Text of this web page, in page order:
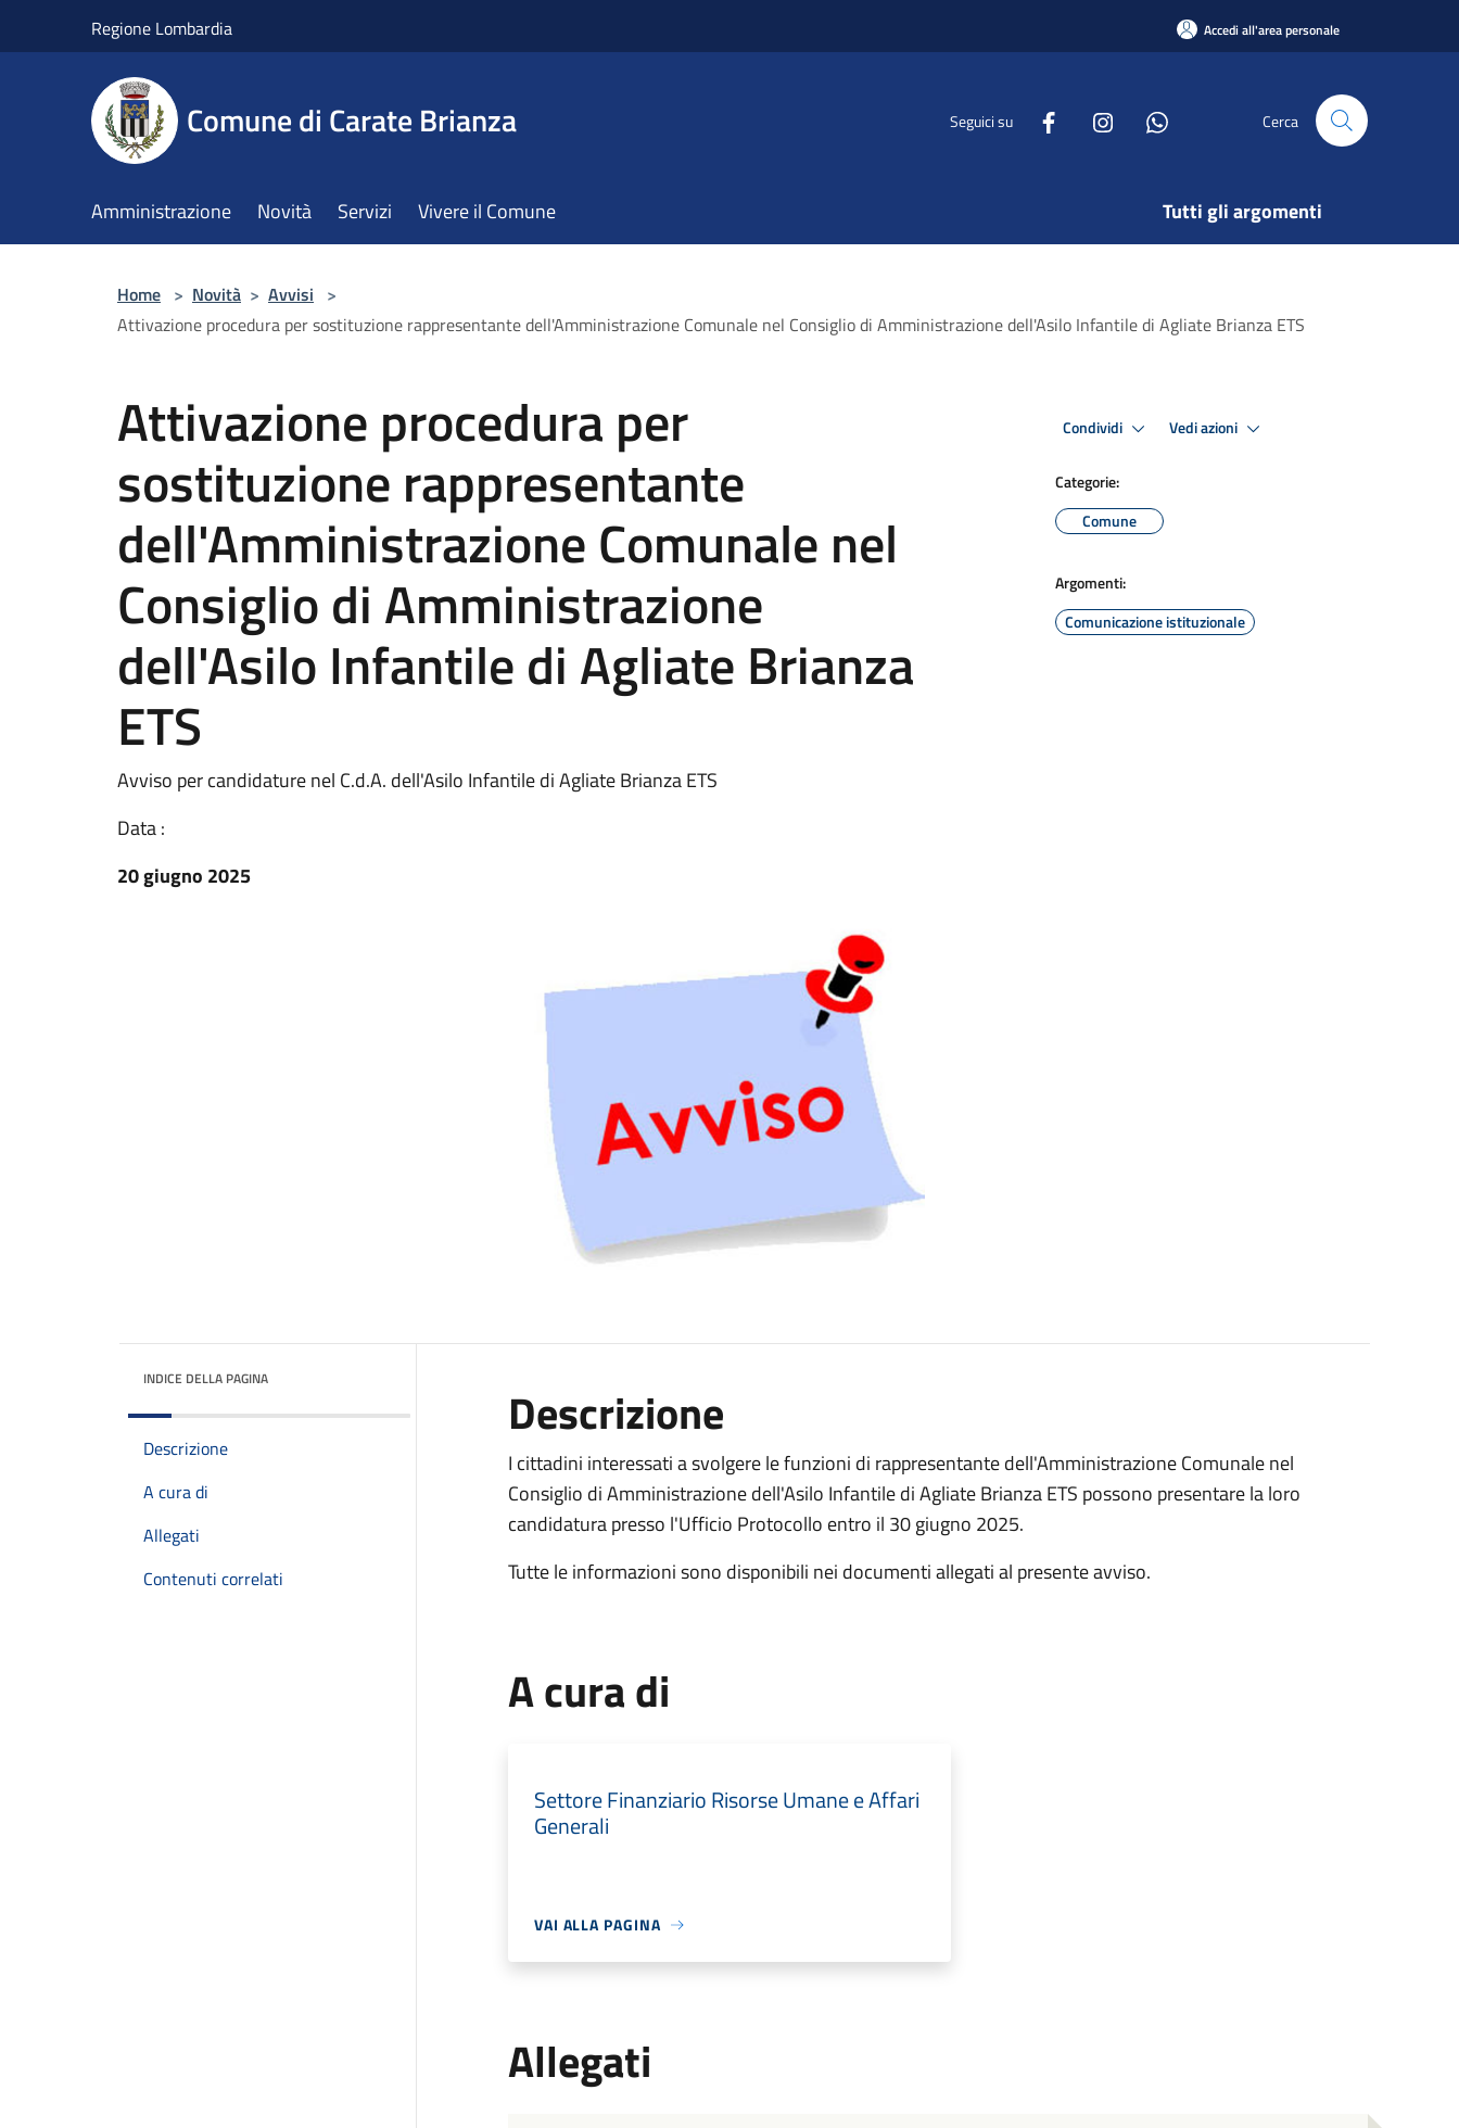
Regione Lombardia Accedi all'area personale
Comune di Carate Brianza Seguici su Cerca
Amministrazione Novità Servizi Vivere il Comune Tutti gli argomenti
Home > Novità > Avvisi >
Attivazione procedura per sostituzione rappresentante dell'Amministrazione Comunale nel Consiglio di Amministrazione dell'Asilo Infantile di Agliate Brianza ETS
Attivazione procedura per
sostituzione rappresentante
dell'Amministrazione Comunale nel
Consiglio di Amministrazione
dell'Asilo Infantile di Agliate Brianza
ETS
Avviso per candidature nel C.d.A. dell'Asilo Infantile di Agliate Brianza ETS
Data :
20 giugno 2025
Condividi Vedi azioni
Categorie:
Comune
Argomenti:
Comunicazione istituzionale
INDICE DELLA PAGINA
Descrizione
A cura di
Allegati
Contenuti correlati
Descrizione
I cittadini interessati a svolgere le funzioni di rappresentante dell'Amministrazione Comunale nel
Consiglio di Amministrazione dell'Asilo Infantile di Agliate Brianza ETS possono presentare la loro
candidatura presso l'Ufficio Protocollo entro il 30 giugno 2025.
Tutte le informazioni sono disponibili nei documenti allegati al presente avviso.
A cura di
Settore Finanziario Risorse Umane e Affari
Generali
VAI ALLA PAGINA
Allegati